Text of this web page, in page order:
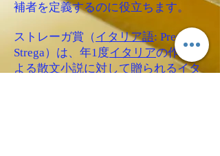
補者を定義するのに役立ちます。
ストレーガ賞（イタリア語: Premio
Strega）は、年1度イタリアの作家に
よる散文小説に対して贈られるイタ